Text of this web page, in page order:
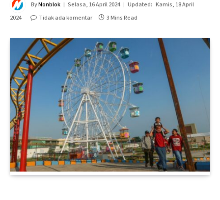
ByNonblok Selasa, 16 April 2024 Updated: Kamis, 18 April
2024
Tidak ada komentar 3 Mins Read